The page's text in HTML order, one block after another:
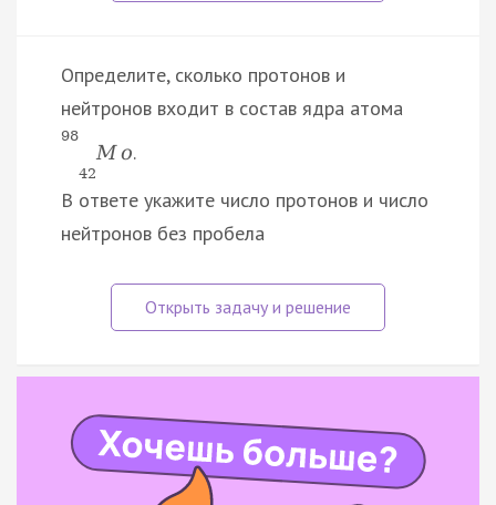
Определите, сколько протонов и
нейтронов входит в состав ядра атома
98
42
Mo.
В ответе укажите число протонов и число
нейтронов без пробела